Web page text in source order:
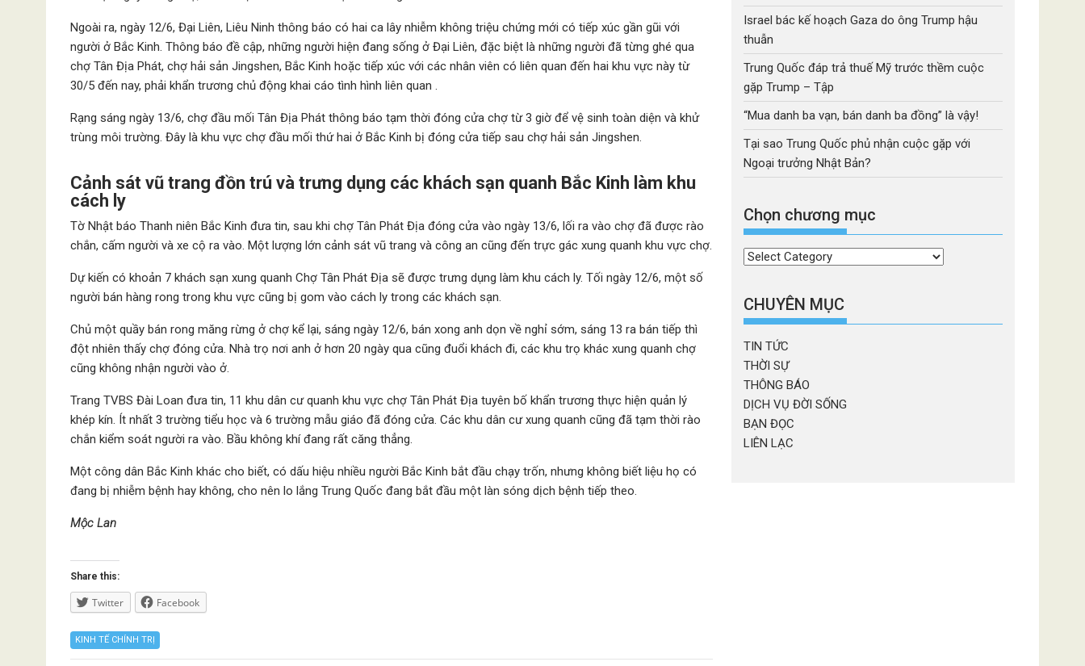
Ngoài ra, ngày 12/6, Đại Liên, Liêu Ninh thông báo có hai ca lây nhiễm không triệu chứng mới có tiếp xúc gần gũi với
người ở Bắc Kinh. Thông báo đề cập, những người hiện đang sống ở Đại Liên, đặc biệt là những người đã từng ghé qua
chợ Tân Địa Phát, chợ hải sản Jingshen, Bắc Kinh hoặc tiếp xúc với các nhân viên có liên quan đến hai khu vực này từ
30/5 đến nay, phải khẩn trương chủ động khai cáo tình hình liên quan .
Rạng sáng ngày 13/6, chợ đầu mối Tân Địa Phát thông báo tạm thời đóng cửa chợ từ 3 giờ để vệ sinh toàn diện và khử
trùng môi trường. Đây là khu vực chợ đầu mối thứ hai ở Bắc Kinh bị đóng cửa tiếp sau chợ hải sản Jingshen.
Cảnh sát vũ trang đồn trú và trưng dụng các khách sạn quanh Bắc Kinh làm khu
cách ly
Tờ Nhật báo Thanh niên Bắc Kinh đưa tin, sau khi chợ Tân Phát Địa đóng cửa vào ngày 13/6, lối ra vào chợ đã được rào
chắn, cấm người và xe cộ ra vào. Một lượng lớn cảnh sát vũ trang và công an cũng đến trực gác xung quanh khu vực chợ.
Dự kiến có khoản 7 khách sạn xung quanh Chợ Tân Phát Địa sẽ được trưng dụng làm khu cách ly. Tối ngày 12/6, một số
người bán hàng rong trong khu vực cũng bị gom vào cách ly trong các khách sạn.
Chủ một quầy bán rong măng rừng ở chợ kể lại, sáng ngày 12/6, bán xong anh dọn về nghỉ sớm, sáng 13 ra bán tiếp thì
đột nhiên thấy chợ đóng cửa. Nhà trọ nơi anh ở hơn 20 ngày qua cũng đuổi khách đi, các khu trọ khác xung quanh chợ
cũng không nhận người vào ở.
Trang TVBS Đài Loan đưa tin, 11 khu dân cư quanh khu vực chợ Tân Phát Địa tuyên bố khẩn trương thực hiện quản lý
khép kín. Ít nhất 3 trường tiểu học và 6 trường mẫu giáo đã đóng cửa. Các khu dân cư xung quanh cũng đã tạm thời rào
chắn kiểm soát người ra vào. Bầu không khí đang rất căng thẳng.
Một công dân Bắc Kinh khác cho biết, có dấu hiệu nhiều người Bắc Kinh bắt đầu chạy trốn, nhưng không biết liệu họ có
đang bị nhiễm bệnh hay không, cho nên lo lắng Trung Quốc đang bắt đầu một làn sóng dịch bệnh tiếp theo.
Mộc Lan
Share this:
Twitter Facebook
KINH TẾ CHÍNH TRỊ
Israel bác kế hoạch Gaza do ông Trump hậu
thuẫn
Trung Quốc đáp trả thuế Mỹ trước thềm cuộc
gặp Trump – Tập
“Mua danh ba vạn, bán danh ba đồng” là vậy!
Tại sao Trung Quốc phủ nhận cuộc gặp với
Ngoại trưởng Nhật Bản?
Chọn chương mục
Chọn
mục
CHUYÊN MỤC
TIN TỨC
THỜI SỰ
THÔNG BÁO
DỊCH VỤ ĐỜI SỐNG
BẠN ĐỌC
LIÊN LẠC